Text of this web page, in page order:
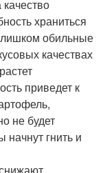
храниться
обильные
качествах
приведет к
не будет
начнут гнить и